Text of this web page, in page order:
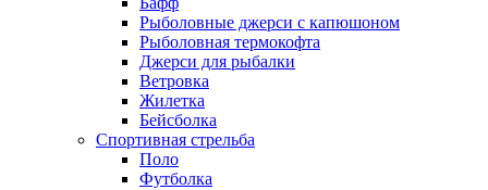
Рыболовные джерси с капюшоном
Рыболовная термокофта
Джерси для рыбалки
Ветровка
Жилетка
Бейсболка
Спортивная стрельба
Поло
Футболка